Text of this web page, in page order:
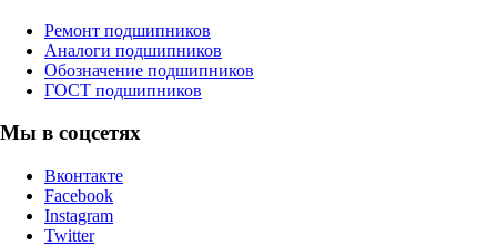
Ремонт подшипников
Аналоги подшипников
Обозначение подшипников
ГОСТ подшипников
Мы в соцсетях
Вконтакте
Facebook
Instagram
Twitter